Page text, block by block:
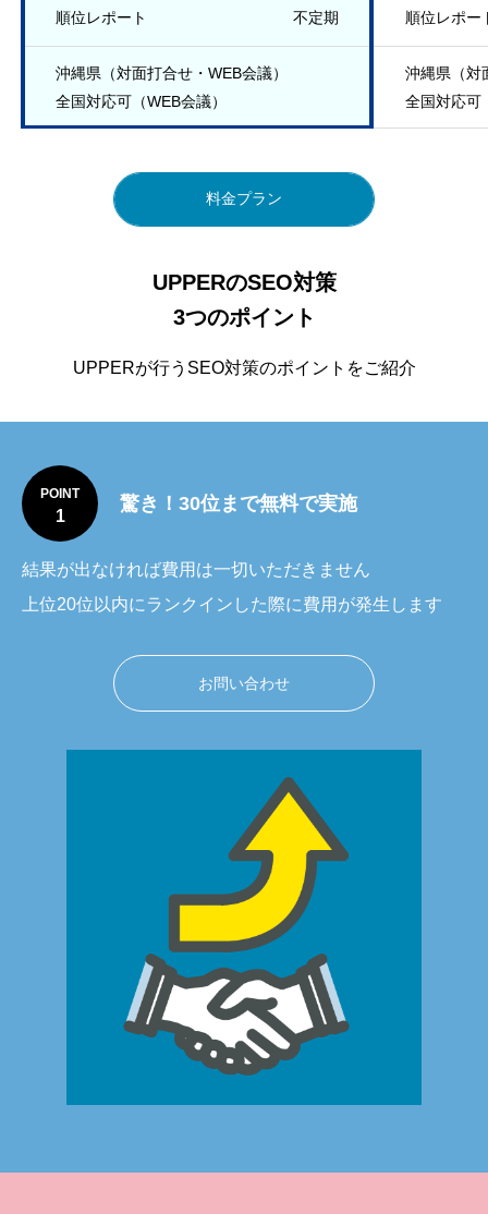
順位レポート 不定期
沖縄県（対面打合せ・WEB会議）
全国対応可（WEB会議）
順位レポー
沖縄県（対
全国対応可
料金プラン
UPPERのSEO対策
3つのポイント
UPPERが行うSEO対策のポイントをご紹介
POINT
1
驚き！30位まで無料で実施
結果が出なければ費用は一切いただきません
上位20位以内にランクインした際に費用が発生します
お問い合わせ